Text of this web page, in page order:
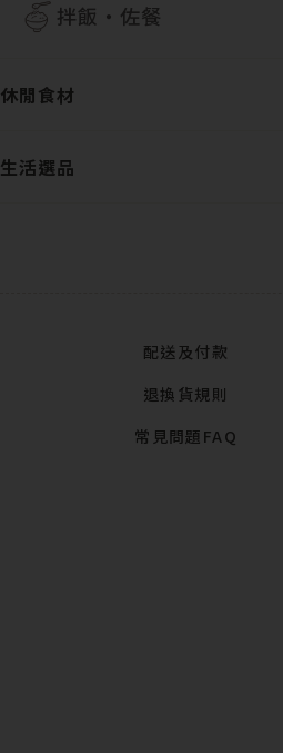
拌飯・佐餐
休閒食材
生活選品
配送及付款
退換貨規則
常見問題FAQ